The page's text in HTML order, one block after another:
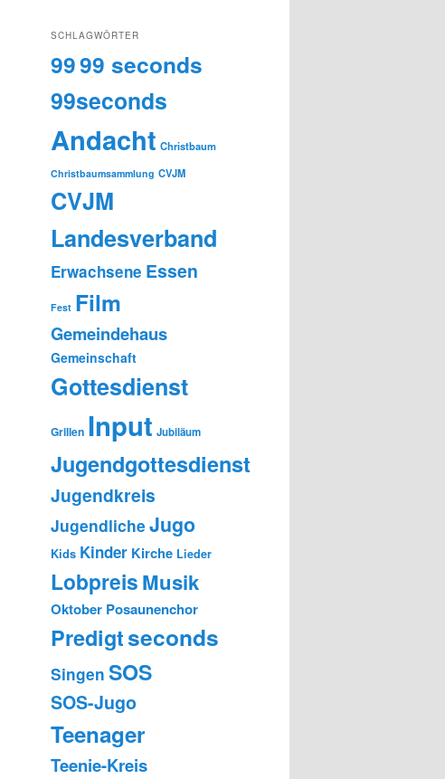
SCHLAGWÖRTER
9999 seconds
99seconds
Andacht Christbaum
Christbaumsammlung CVJM
CVJM
Landesverband
Erwachsene Essen
Fest Film
Gemeindehaus
Gemeinschaft
Gottesdienst
Grillen Input Jubiläum
Jugendgottesdienst
Jugendkreis
JugendlicheJugo
Kids Kinder Kirche Lieder
LobpreisMusik
Oktober Posaunenchor
Predigtseconds
Singen SOS
SOS-Jugo
Teenager
Teenie-Kreis